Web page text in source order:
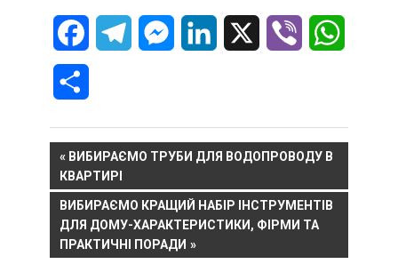
FacebookTelegramMessenger
LinkedIn Viber
Навигация
по
записям
PREVIOUS
POST:
ВИБИРАЄМО ТРУБИ ДЛЯ ВОДОПРОВОДУ В
КВАРТИРІ
NEXT
POST:
ВИБИРАЄМО КРАЩИЙ НАБІР ІНСТРУМЕНТІВ
ДЛЯ ДОМУ-ХАРАКТЕРИСТИКИ, ФІРМИ ТА
ПРАКТИЧНІ ПОРАДИ